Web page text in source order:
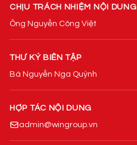
CHỊU TRÁCH NHIỆM NỘI DUNG
Ông Nguyễn Công Việt
THƯ KÝ BIÊN TẬP
Bà Nguyễn Nga Quỳnh
HỢP TÁC NỘI DUNG
admin@wingroup.vn